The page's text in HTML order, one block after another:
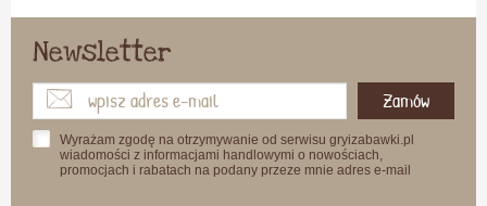
Newsletter
Zamów
Wyrażam zgodę na otrzymywanie od serwisu gryizabawki.pl
wiadomości z informacjami handlowymi o nowościach,
promocjach i rabatach na podany przeze mnie adres e-mail